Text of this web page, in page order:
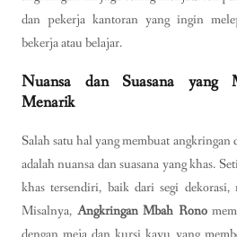
dan pekerja kantoran yang ingin
bekerja atau belajar.
Nuansa dan Suasana yang
Menarik
Salah satu hal yang membuat
adalah nuansa dan suasana yang khas.
khas tersendiri, baik dari segi
Misalnya, Angkringan Mbah Rono